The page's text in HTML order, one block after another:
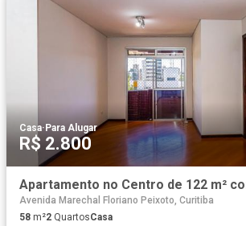
Casa·Para Alugar
R$ 2.800
Apartamento no Centro de 122 m²
Avenida Marechal Floriano Peixoto, Curitiba
58 m²2 QuartosCasa